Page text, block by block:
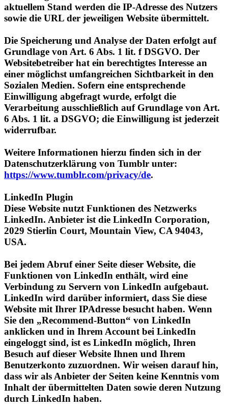
Die Speicherung und Analyse der Daten erfolgt auf
Websitebetreiber hat ein berechtigtes Interesse an
einer möglichst umfangreichen Sichtbarkeit in den
Sozialen Medien. Sofern eine entsprechende
Einwilligung abgefragt wurde, erfolgt die
Verarbeitung ausschließlich auf Grundlage von Art.
6 Abs. 1 lit. a DSGVO; die Einwilligung ist jederzeit
widerrufbar.
Weitere Informationen hierzu finden sich in der
https://www.tumblr.com/privacy/de.
LinkedIn Plugin
LinkedIn. Anbieter ist die LinkedIn Corporation,
2029 Stierlin Court, Mountain View, CA 94043,
USA.
Bei jedem Abruf einer Seite dieser Website, die
Verbindung zu Servern von LinkedIn aufgebaut.
LinkedIn wird darüber informiert, dass Sie diese
Website mit Ihrer IPAdresse besucht haben. Wenn
Sie den „Recommend-Button“ von LinkedIn
anklicken und in Ihrem Account bei LinkedIn
eingeloggt sind, ist es LinkedIn möglich, Ihren
Besuch auf dieser Website Ihnen und Ihrem
Benutzerkonto zuzuordnen. Wir weisen darauf hin,
dass wir als Anbieter der Seiten keine Kenntnis vom
Inhalt der übermittelten Daten sowie deren Nutzung
durch LinkedIn haben.
Die Verwendung des LinkedIn-Plugins erfolgt auf